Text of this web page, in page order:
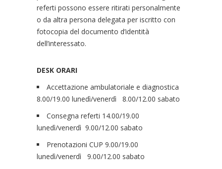
referti possono essere ritirati personalmente
o da altra persona delegata per iscritto con
fotocopia del documento d’identità
dell’interessato.
DESK ORARI
Accettazione ambulatoriale e diagnostica
8.00/19.00 lunedì/venerdì 8.00/12.00 sabato
Consegna referti 14.00/19.00
lunedì/venerdì 9.00/12.00 sabato
Prenotazioni CUP 9.00/19.00
lunedì/venerdì 9.00/12.00 sabato